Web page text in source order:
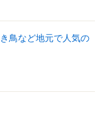
鳥など地元で人気の